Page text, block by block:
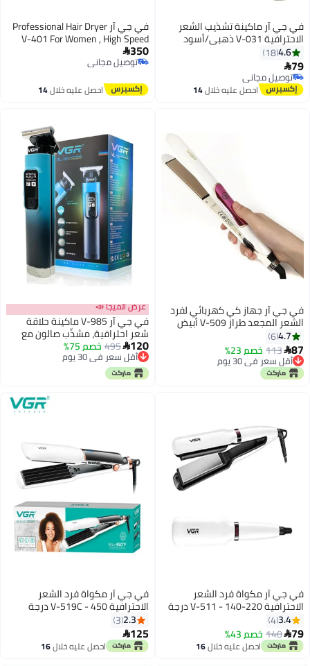
في جي آر ماكينة تشذيب الشعر
الاحترافية V-031 ذهبي/أسود
15سم4.6
18
79
توصيل مجاني
توصيل مجانياحصل عليه خلال14
في جي آر Professional Hair Dryer
V-401 For Women , High Speed
BLDC Motor up to 110,000 RPM,
40 Speed & 40 Temperature
Cool Shot Function, Detachable
Rear Filter, Powerful & Durable
350
توصيل مجاني
توصيل مجاني
احصل عليه خلال14
في جي آر جهاز كي كهربائي لفرد
الشعر المجعد طراز V-509 أبيض
4.7
6
87
113 خصم 23%
أقل سعر في 30 يوم
أقل سعر في 30 يوم
عرض الميجا 📣
في جي آر V-985 ماكينة حلاقة
شعر احترافية، مشذّب صالون مع
وضع التيربو، شاشة رقمية، شفرات
بدون زنبرك
120
495 خصم 75%
أقل سعر في 30 يوم
أقل سعر في 30 يوم
في جي آر مكواة فرد الشعر
الاحترافية V-511 - 140-220 درجة
مئوية
3.4
4
79
140 خصم 43%
احصل عليه خلال16
اغسطس
في جي آر مكواة فرد الشعر
الاحترافية V-519C - 450 درجة
مئوية
2.3
3
125
احصل عليه خلال16
اغسطس